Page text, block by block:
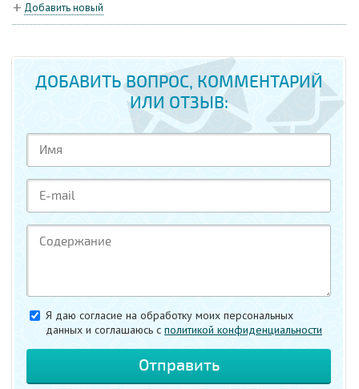
Добавить новый
ДОБАВИТЬ ВОПРОС, КОММЕНТАРИЙ
ИЛИ ОТЗЫВ:
Я даю согласие на обработку моих персональных
данных и соглашаюсь c политикой конфиденциальности